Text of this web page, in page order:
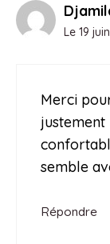
Le 19
Merci
justement
semble
Répondre